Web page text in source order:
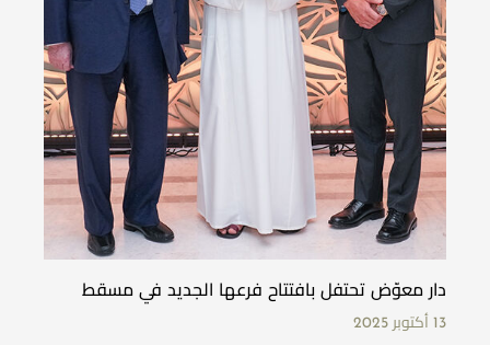
دار معوّض تحتفل بافتتاح فرعها الجديد في مسقط
13 أكتوبر 2025